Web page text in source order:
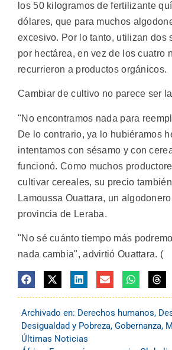
los 50 kilogramos de fertilizante
dólares, que para muchos
excesivo. Por lo tanto, utilizan dos
por hectárea, en vez de los cuatro
recurrieron a productos orgánicos.
Cambiar de cultivo no parece ser
"No encontramos nada para
De lo contrario, ya lo hubiéramos
intentamos con sésamo y con
funcionó. Como muchos
cultivar cereales, su precio
Lamoussa Ouattara, un
provincia de Leraba.
"No sé cuánto tiempo más
nada cambia", advirtió Ouattara. (
Archivado en: Derechos humanos,
Desigualdad y Pobreza, Gobernanza,
Últimas Noticias